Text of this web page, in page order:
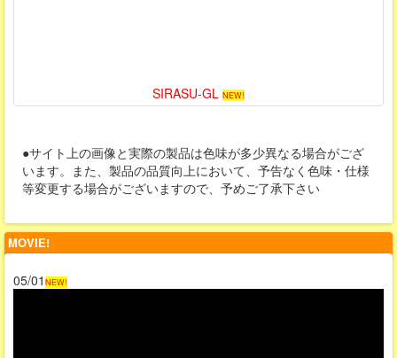
SIRASU-GL NEW!
●サイト上の画像と実際の製品は色味が多少異なる場合がござ
います。また、製品の品質向上において、予告なく色味・仕様
等変更する場合がございますので、予めご了承下さい
MOVIE!
05/01 NEW!